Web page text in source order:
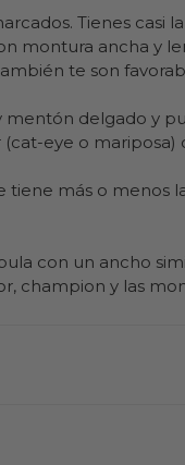
Tienes casi
montura ancha y
te son
delgado y
eye o mariposa)
más o menos
con un ancho
champion y las